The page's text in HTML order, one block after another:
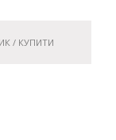
/ КУПИТИ